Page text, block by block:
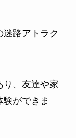
路アトラク
り、友達や家
ができま